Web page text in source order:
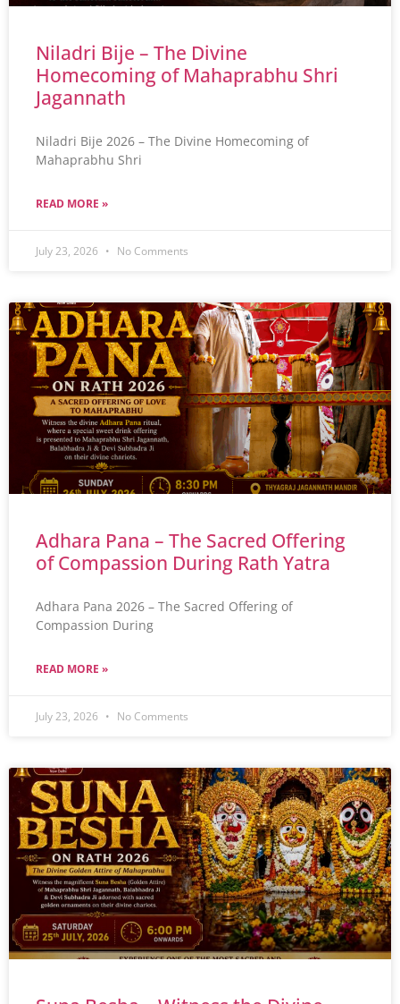
Niladri Bije – The Divine
Homecoming of Mahaprabhu Shri
Jagannath
Niladri Bije 2026 – The Divine Homecoming of
Mahaprabhu Shri
READ MORE »
July 23, 2026 No Comments
Adhara Pana – The Sacred Offering
of Compassion During Rath Yatra
Adhara Pana 2026 – The Sacred Offering of
Compassion During
READ MORE »
July 23, 2026 No Comments